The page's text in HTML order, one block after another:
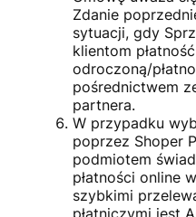
Zdanie
sytuacji, gdy
klientom płatność
odroczoną/
pośrednictwem
partnera.
W przypadku
poprzez Shoper
podmiotem
płatności online
szybkimi
płatniczymi jest